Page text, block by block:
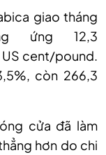
giao tháng
ứng 12,3
cent/pound.
còn 266,3
cửa đã làm
hơn do chi